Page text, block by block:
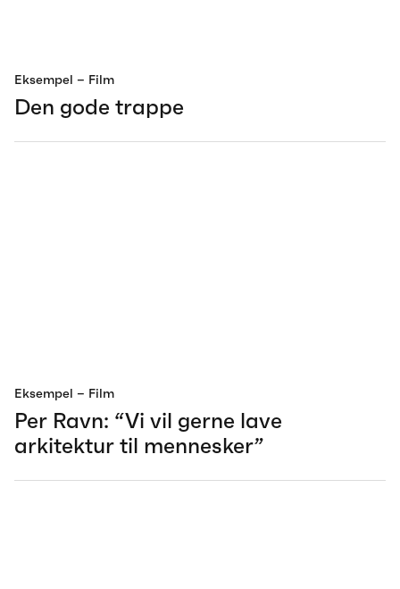
Eksempel – Film
Den gode trappe
Eksempel – Film
Per Ravn: “Vi vil gerne lave
arkitektur til mennesker”